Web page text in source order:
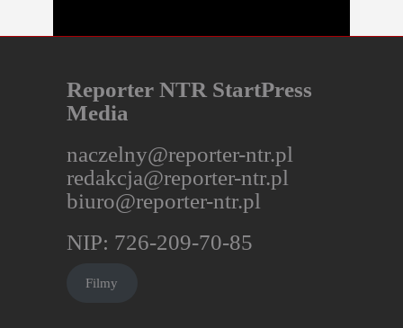
Reporter NTR StartPress
Media
naczelny@reporter-ntr.pl
redakcja@reporter-ntr.pl
biuro@reporter-ntr.pl
NIP: 726-209-70-85
Filmy